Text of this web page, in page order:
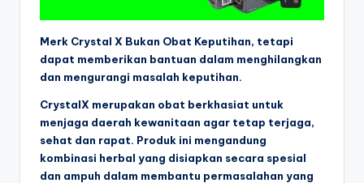
Merk Crystal X Bukan Obat Keputihan, tetapi
dapat memberikan bantuan dalam menghilangkan
dan mengurangi masalah keputihan.
CrystalX merupakan obat berkhasiat untuk
menjaga daerah kewanitaan agar tetap terjaga,
sehat dan rapat. Produk ini mengandung
kombinasi herbal yang disiapkan secara spesial
dan ampuh dalam membantu permasalahan yang